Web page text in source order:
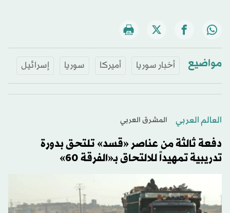
مواضيع أخبار سوريا أميركا سوريا إسرائيل
العالم العربي المشرق العربي
دفعة ثالثة من عناصر «قسد» تلتحق بدورة
تدريبية تمهيداً للالتحاق بـ«الفرقة 60»